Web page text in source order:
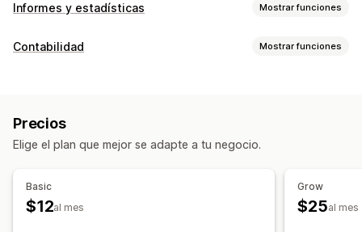
Informes y estadísticas Mostrar funciones
Comportamiento de los clientes
Informes y estadísticas de pago
Información útil de ganancias
Seguimiento de compra
Imágenes e informes
Paneles de control personalizados
Contabilidad Mostrar funciones
Impuesto sobre las ventas
Devoluciones y cambios
Seguimiento de COGS
Operaciones financieras
Precios
Elige el plan que mejor se adapte a tu negocio.
Basic
$12al mes
Grow
$25al mes